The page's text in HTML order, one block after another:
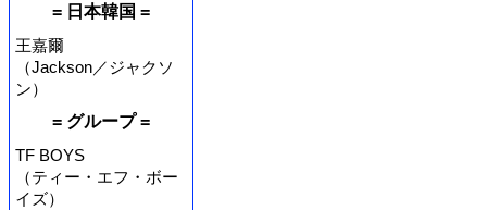
= 日本韓国 =
王嘉爾
（Jackson／ジャクソ
ン）
= グループ =
TF BOYS
（ティー・エフ・ボー
イズ）